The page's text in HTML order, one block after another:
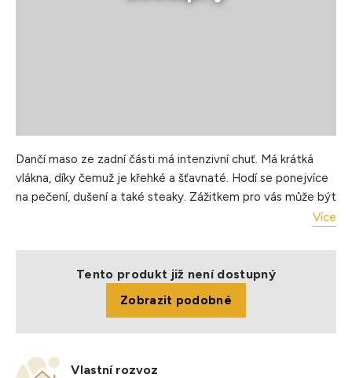
Dančí maso ze zadní části má intenzivní chuť. Má krátká
vlákna, díky čemuž je křehké a šťavnaté. Hodí se ponejvíce
na pečení, dušení a také steaky. Zážitkem pro vás může být
dančí kýta dušená po myslivecku – na kořenové zelenině s
Úprava: pečení, dušení, smažení
Hmotnost balení: cca 2-4 kg
Balení: hluboce zmrazené, jednotlivě balené, vakuované
+7°C maximálně 24 hodin.
Více
Tento produkt již není dostupný
Zobrazit podobné
Vlastní rozvoz